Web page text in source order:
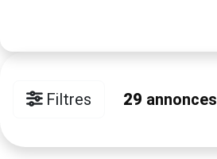
Filtres 29 annonces